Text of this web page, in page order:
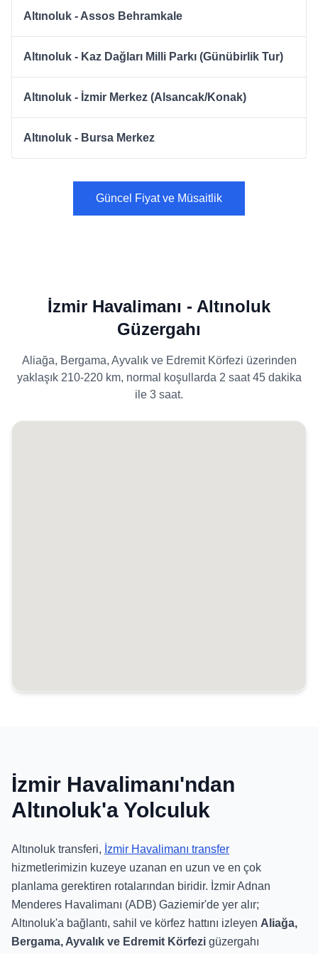
Altınoluk - Assos Behramkale
Altınoluk - Kaz Dağları Milli Parkı (Günübirlik Tur)
Altınoluk - İzmir Merkez (Alsancak/Konak)
Altınoluk - Bursa Merkez
Güncel Fiyat ve Müsaitlik
İzmir Havalimanı - Altınoluk
Güzergahı
Aliağa, Bergama, Ayvalık ve Edremit Körfezi üzerinden
yaklaşık 210-220 km, normal koşullarda 2 saat 45 dakika
ile 3 saat.
İzmir Havalimanı'ndan
Altınoluk'a Yolculuk
Altınoluk transferi, İzmir Havalimanı transfer
hizmetlerimizin kuzeye uzanan en uzun ve en çok
planlama gerektiren rotalarından biridir. İzmir Adnan
Menderes Havalimanı (ADB) Gaziemir'de yer alır;
Altınoluk'a bağlantı, sahil ve körfez hattını izleyen Aliağa,
Bergama, Ayvalık ve Edremit Körfezi güzergahı